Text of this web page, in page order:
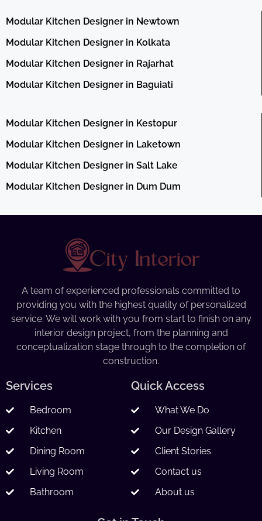
Modular Kitchen Designer in Newtown
Modular Kitchen Designer in Kolkata
Modular Kitchen Designer in Rajarhat
Modular Kitchen Designer in Baguiati
Modular Kitchen Designer in Kestopur
Modular Kitchen Designer in Laketown
Modular Kitchen Designer in Salt Lake
Modular Kitchen Designer in Dum Dum
A team of experienced professionals committed to
providing you with the highest quality of personalized
service. We will work with you from start to finish on any
interior design project, from the planning and
conceptualization stage through to the completion of
construction.
Services
Bedroom
Kitchen
Dining Room
Living Room
Bathroom
Quick Access
What We Do
Our Design Gallery
Client Stories
Contact us
About us